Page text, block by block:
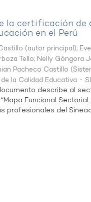
la certificación de
en el Perú
(autor principal);
Tello; Nelly Góngora
Pacheco Castillo (
la Calidad Educativa -
describe al
Funcional
profesionales del